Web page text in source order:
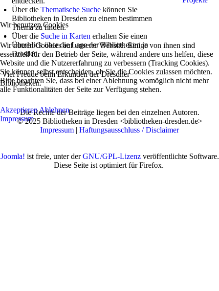
Über die Thematische Suche können Sie
Bibliotheken in Dresden zu einem bestimmen
Thema zu finden.
Über die Suche in Karten erhalten Sie einen
Überblick über die Lage der Bibliotheken in
Dresden.
Viel Freude beim Erkunden der Dresdner
Bibliotheken.
Die Rechte der Beiträge liegen bei den einzelnen Autoren.
© 2025 Bibliotheken in Dresden <bibliotheken-dresden.de>
Impressum | Haftungsausschluss / Disclaimer
Joomla! ist freie, unter derGNU/GPL-Lizenzveröffentlichte Software.
Diese Seite ist optimiert für Firefox.
Wir benutzen Cookies
Wir nutzen Cookies auf unserer Website. Einige von ihnen sind
essenziell für den Betrieb der Seite, während andere uns helfen, diese
Website und die Nutzererfahrung zu verbessern (Tracking Cookies).
Sie können selbst entscheiden, ob Sie die Cookies zulassen möchten.
Bitte beachten Sie, dass bei einer Ablehnung womöglich nicht mehr
alle Funktionalitäten der Seite zur Verfügung stehen.
AkzeptierenAblehnen
Impressum